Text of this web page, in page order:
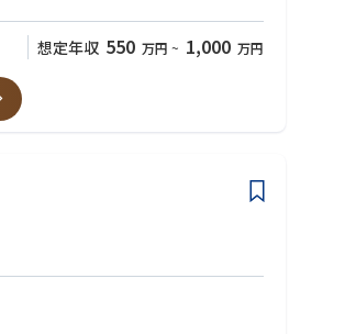
想定年収 550 万円 ~ 1,000 万円